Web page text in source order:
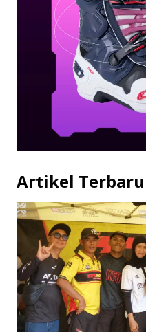
Artikel Terbaru